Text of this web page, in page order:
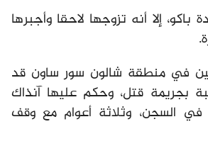
باكو، إلا أنه تزوجها لاحقا وأجبرها
في منطقة شالون سور ساون قد
بجريمة قتل، وحكم عليها آنذاك
السجن، وثلاثة أعوام مع وقف